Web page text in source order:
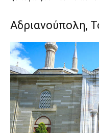
Αδριανούπολη,